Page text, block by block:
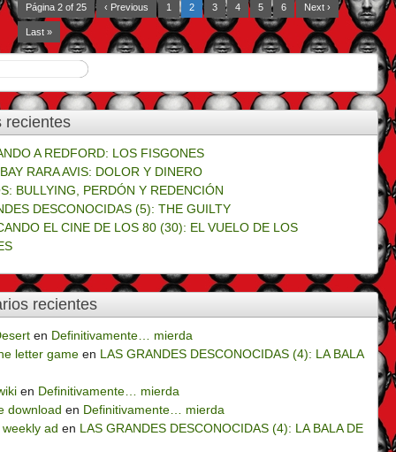
Página 2 of 25 ‹ Previous 1 2 3 4 5 6 Next ›
Last »
recientes
A REDFORD: LOS FISGONES
RARA AVIS: DOLOR Y DINERO
BULLYING, PERDÓN Y REDENCIÓN
DESCONOCIDAS (5): THE GUILTY
EL CINE DE LOS 80 (30): EL VUELO DE LOS
recientes
en Definitivamente… mierda
letter game en LAS GRANDES DESCONOCIDAS (4): LA BALA
en Definitivamente… mierda
download en Definitivamente… mierda
ad en LAS GRANDES DESCONOCIDAS (4): LA BALA DE